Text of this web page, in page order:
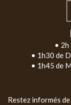
• 2h
• 1h30 de
• 1h45 de
Restez informés